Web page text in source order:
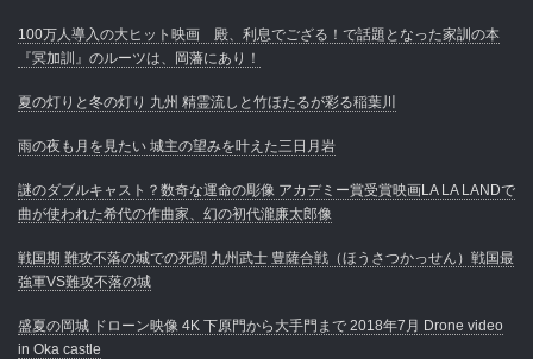
100万人導入の大ヒット映画 殿、利息でござる！で話題となった家訓の本
『冥加訓』のルーツは、岡藩にあり！
夏の灯りと冬の灯り 九州 精霊流しと竹ほたるが彩る稲葉川
雨の夜も月を見たい 城主の望みを叶えた三日月岩
謎のダブルキャスト？数奇な運命の彫像 アカデミー賞受賞映画LA LA LANDで
曲が使われた希代の作曲家、幻の初代瀧廉太郎像
戦国期 難攻不落の城での死闘 九州武士 豊薩合戦（ほうさつかっせん）戦国最
強軍VS難攻不落の城
盛夏の岡城 ドローン映像 4K 下原門から大手門まで 2018年7月 Drone video
in Oka castle